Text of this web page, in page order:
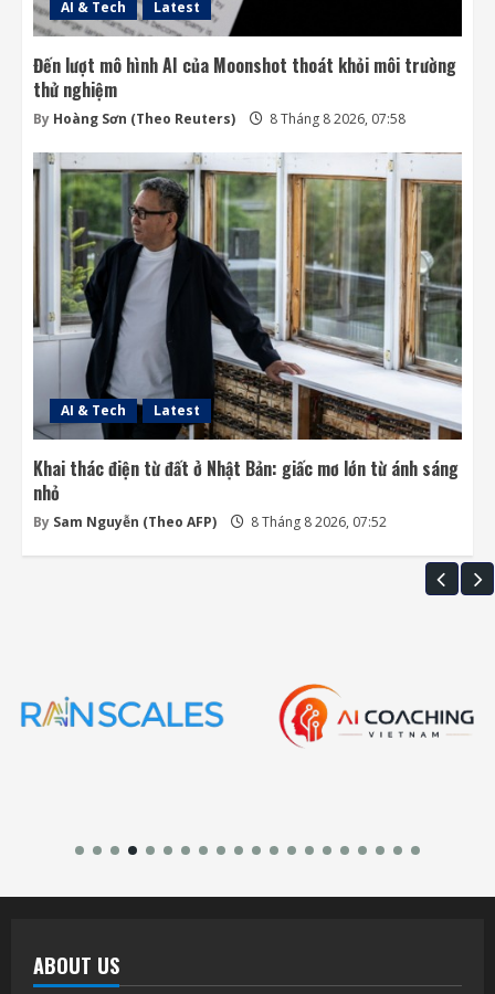
AI & Tech Latest
Đến lượt mô hình AI của Moonshot thoát khỏi môi trường
thử nghiệm
By Hoàng Sơn (Theo Reuters) 8 Tháng 8 2026, 07:58
AI & Tech Latest
Khai thác điện từ đất ở Nhật Bản: giấc mơ lớn từ ánh sáng
nhỏ
By Sam Nguyễn (Theo AFP) 8 Tháng 8 2026, 07:52
ABOUT US